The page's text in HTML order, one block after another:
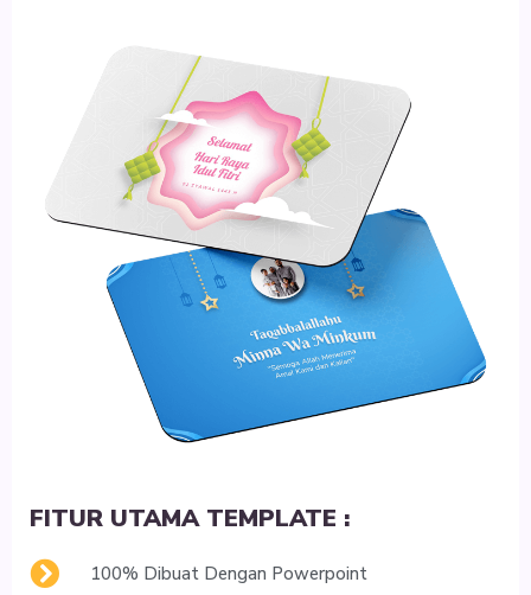
FITUR UTAMA TEMPLATE :
100% Dibuat Dengan Powerpoint